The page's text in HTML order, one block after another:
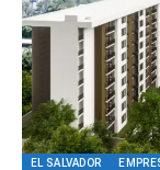
EL SALVADOR